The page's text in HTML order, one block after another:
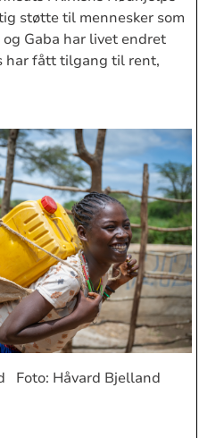
støtte til mennesker som
Gaba har livet endret
har fått tilgang til rent,
Foto: Håvard Bjelland